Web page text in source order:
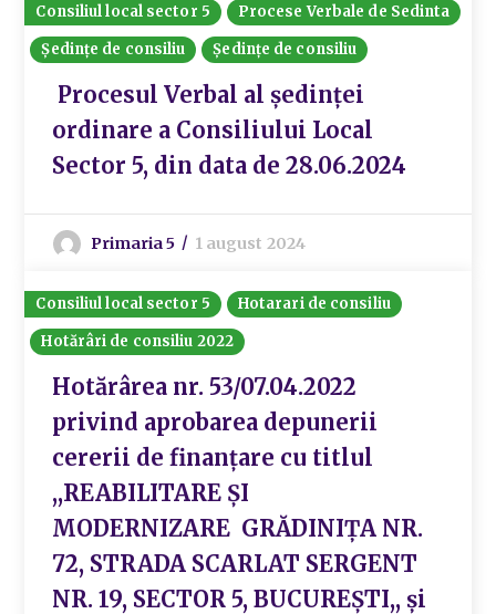
Consiliul local sector 5
Procese Verbale de Sedinta
Ședințe de consiliu
Ședințe de consiliu
Procesul Verbal al ședinței
ordinare a Consiliului Local
Sector 5, din data de 28.06.2024
Primaria 5 1 august 2024
Consiliul local sector 5
Hotarari de consiliu
Hotărâri de consiliu 2022
Hotărârea nr. 53/07.04.2022
privind aprobarea depunerii
cererii de finanțare cu titlul
,,REABILITARE ȘI
MODERNIZARE GRĂDINIȚA NR.
72, STRADA SCARLAT SERGENT
NR. 19, SECTOR 5, BUCUREȘTI,, și